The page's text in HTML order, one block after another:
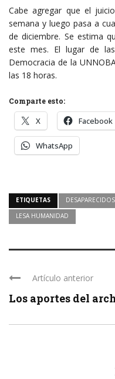
Cabe agregar que el
semana y luego pasa a
de diciembre. Se estima
este mes. El lugar de
Democracia de la
las 18 horas.
Comparte esto:
X Facebook
WhatsApp
ETIQUETAS DESAPARECIDOS
LESA HUMANIDAD
Artículo anterior
Los aportes del